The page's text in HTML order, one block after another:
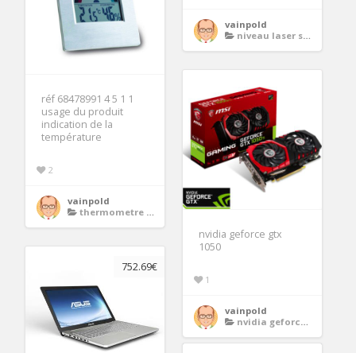
vainpold
niveau laser stanley
réf 68478991 4 5 1 1
usage du produit
indication de la
température
2
vainpold
thermometre exterieur
nvidia geforce gtx
1050
1
vainpold
nvidia geforce gtx 1050
752.69€